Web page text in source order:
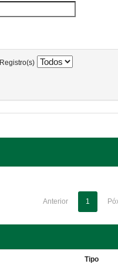
Registro(s)
Anterior 1
Tipo